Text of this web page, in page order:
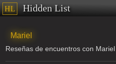
HL Hidden List
Mariel
Reseñas de encuentros con